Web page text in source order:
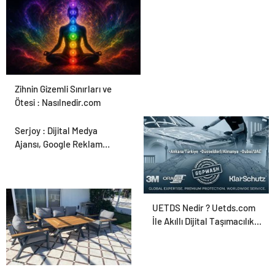
Zihnin Gizemli Sınırları ve
Ötesi : Nasılnedir.com
Serjoy : Dijital Medya
Ajansı, Google Reklam
UETDS Nedir ? Uetds.com
İle Akıllı Dijital Taşımacılık